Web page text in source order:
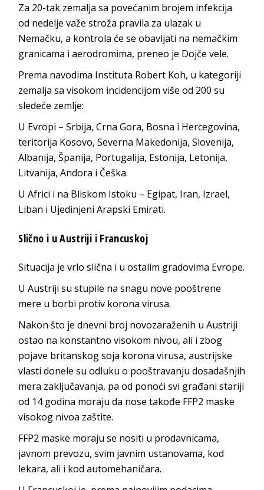
Za 20-tak zemalja sa povećanim brojem infekcija
od nedelje važe stroža pravila za ulazak u
Nemačku, a kontrola će se obavljati na nemačkim
granicama i aerodromima, preneo je Dojče vele.
Prema navodima Instituta Robert Koh, u kategoriji
zemalja sa visokom incidencijom više od 200 su
sledeće zemlje:
U Evropi – Srbija, Crna Gora, Bosna i Hercegovina,
teritorija Kosovo, Severna Makedonija, Slovenija,
Albanija, Španija, Portugalija, Estonija, Letonija,
Litvanija, Andora i Češka.
U Africi i na Bliskom Istoku – Egipat, Iran, Izrael,
Liban i Ujedinjeni Arapski Emirati.
Slično i u Austriji i Francuskoj
Situacija je vrlo slična i u ostalim gradovima Evrope.
U Austriji su stupile na snagu nove pooštrene
mere u borbi protiv korona virusa.
Nakon što je dnevni broj novozaraženih u Austriji
ostao na konstantno visokom nivou, ali i zbog
pojave britanskog soja korona virusa, austrijske
vlasti donele su odluku o pooštravanju dosadašnjih
mera zaključavanja, pa od ponoći svi građani stariji
od 14 godina moraju da nose takođe FFP2 maske
visokog nivoa zaštite.
FFP2 maske moraju se nositi u prodavnicama,
javnom prevozu, svim javnim ustanovama, kod
lekara, ali i kod automehaničara.